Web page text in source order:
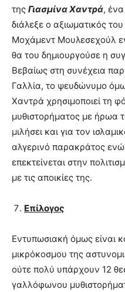
της Γιασμίνα Χαντρά,
διάλεξε ο αξιωματικός
Μοχάμεντ Μουλεσεχούλ
θα του δημιουργούσε η
Βεβαίως στη συνέχεια
Γαλλία, το ψευδώνυμο
Χαντρά χρησιμοποιεί τη
μυθιστορήματος με ήρωα
μιλήσει και για τον
αλγερινό παρακράτος ενώ
επεκτείνεται στην
με τις αποικίες της.
Επίλογος
Εντυπωσιακή όμως είναι
μικρόκοσμου της
ούτε πολύ υπάρχουν 12
γαλλόφωνου